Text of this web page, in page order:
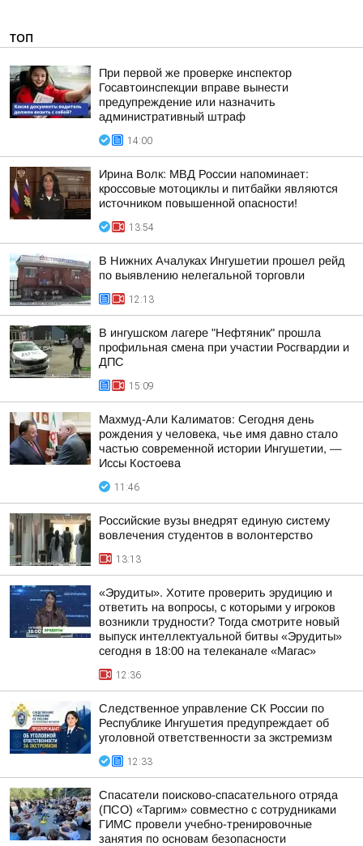
ТОП
При первой же проверке инспектор
Госавтоинспекции вправе вынести
предупреждение или назначить
административный штраф
14:00
Ирина Волк: МВД России напоминает:
кроссовые мотоциклы и питбайки являются
источником повышенной опасности!
13:54
В Нижних Ачалуках Ингушетии прошел рейд
по выявлению нелегальной торговли
12:13
В ингушском лагере "Нефтяник" прошла
профильная смена при участии Росгвардии и
ДПС
15:09
Махмуд-Али Калиматов: Сегодня день
рождения у человека, чье имя давно стало
частью современной истории Ингушетии, —
Иссы Костоева
11:46
Российские вузы внедрят единую систему
вовлечения студентов в волонтерство
13:13
«Эрудиты». Хотите проверить эрудицию и
ответить на вопросы, с которыми у игроков
возникли трудности? Тогда смотрите новый
выпуск интеллектуальной битвы «Эрудиты»
сегодня в 18:00 на телеканале «Магас»
12:36
Следственное управление СК России по
Республике Ингушетия предупреждает об
уголовной ответственности за экстремизм
12:33
Спасатели поисково-спасательного отряда
(ПСО) «Таргим» совместно с сотрудниками
ГИМС провели учебно-тренировочные
занятия по основам безопасности